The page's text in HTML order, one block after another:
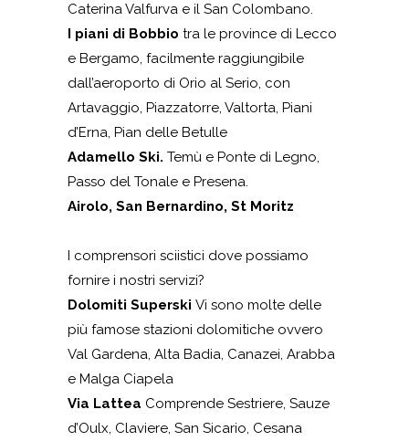
Caterina Valfurva e il San Colombano.
I piani di Bobbio tra le province di Lecco
e Bergamo, facilmente raggiungibile
dall’aeroporto di Orio al Serio, con
Artavaggio, Piazzatorre, Valtorta, Piani
d’Erna, Pian delle Betulle
Adamello Ski. Temù e Ponte di Legno,
Passo del Tonale e Presena.
Airolo, San Bernardino, St Moritz
I comprensori sciistici dove possiamo
fornire i nostri servizi?
Dolomiti Superski Vi sono molte delle
più famose stazioni dolomitiche ovvero
Val Gardena, Alta Badia, Canazei, Arabba
e Malga Ciapela
Via Lattea Comprende Sestriere, Sauze
d’Oulx, Claviere, San Sicario, Cesana